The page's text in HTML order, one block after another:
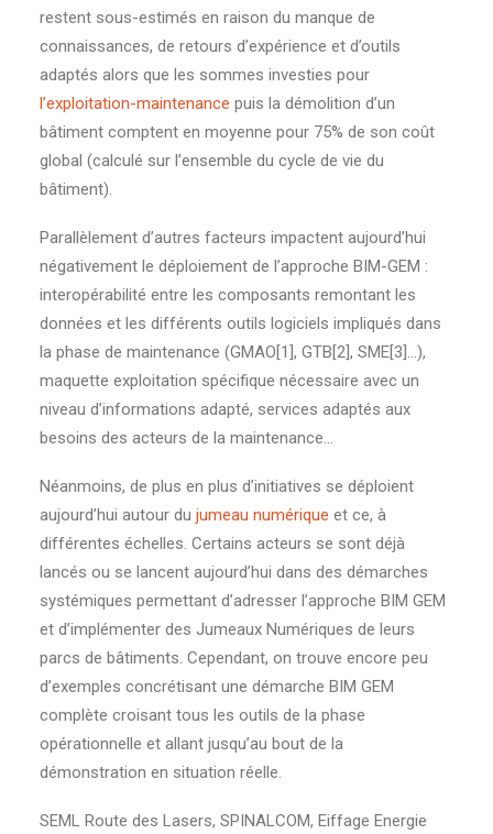
restent sous-estimés en raison du manque de
connaissances, de retours d’expérience et d’outils
adaptés alors que les sommes investies pour
l’exploitation-maintenance puis la démolition d’un
bâtiment comptent en moyenne pour 75% de son coût
global (calculé sur l’ensemble du cycle de vie du
bâtiment).
Parallèlement d’autres facteurs impactent aujourd’hui
négativement le déploiement de l’approche BIM-GEM :
interopérabilité entre les composants remontant les
données et les différents outils logiciels impliqués dans
la phase de maintenance (GMAO[1], GTB[2], SME[3]…),
maquette exploitation spécifique nécessaire avec un
niveau d’informations adapté, services adaptés aux
besoins des acteurs de la maintenance…
Néanmoins, de plus en plus d’initiatives se déploient
aujourd’hui autour du jumeau numérique et ce, à
différentes échelles. Certains acteurs se sont déjà
lancés ou se lancent aujourd’hui dans des démarches
systémiques permettant d’adresser l’approche BIM GEM
et d’implémenter des Jumeaux Numériques de leurs
parcs de bâtiments. Cependant, on trouve encore peu
d’exemples concrétisant une démarche BIM GEM
complète croisant tous les outils de la phase
opérationnelle et allant jusqu’au bout de la
démonstration en situation réelle.
SEML Route des Lasers, SPINALCOM, Eiffage Energie